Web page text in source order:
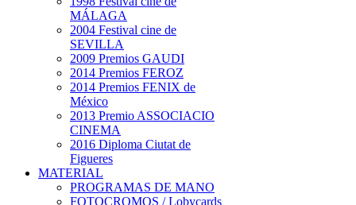
MÁLAGA
2004 Festival cine de
SEVILLA
2009 Premios GAUDI
2014 Premios FEROZ
2014 Premios FENIX de
México
2013 Premio ASSOCIACIO
CINEMA
2016 Diploma Ciutat de
Figueres
MATERIAL
PROGRAMAS DE MANO
FOTOCROMOS / Lobycards